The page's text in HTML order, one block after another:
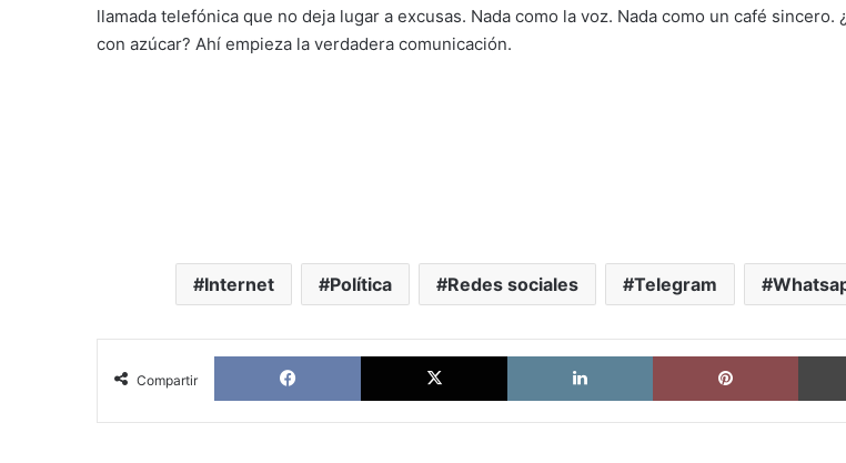
llamada telefónica que no deja lugar a excusas. Nada como la voz. Nada como un café sincero.
con azúcar? Ahí empieza la verdadera comunicación.
Internet Política Redes sociales Telegram
Compartir
Facebook X LinkedIn